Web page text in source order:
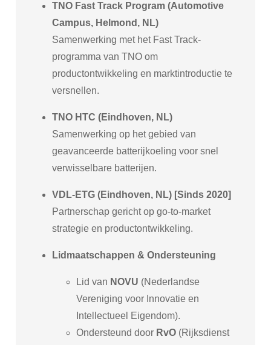
TNO Fast Track Program (Automotive
Campus, Helmond, NL)
Samenwerking met het Fast Track-
programma van TNO om
productontwikkeling en marktintroductie te
versnellen.
TNO HTC (Eindhoven, NL)
Samenwerking op het gebied van
geavanceerde batterijkoeling voor snel
verwisselbare batterijen.
VDL-ETG (Eindhoven, NL) [Sinds 2020]
Partnerschap gericht op go-to-market
strategie en productontwikkeling.
Lidmaatschappen & Ondersteuning
Lid van NOVU (Nederlandse
Vereniging voor Innovatie en
Intellectueel Eigendom).
Ondersteund door RvO (Rijksdienst